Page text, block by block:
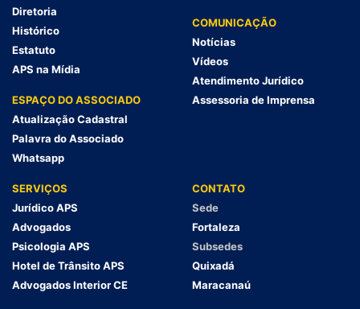
Diretoria
Histórico
Estatuto
APS na Mídia
ESPAÇO DO ASSOCIADO
Atualização Cadastral
Palavra do Associado
Whatsapp
COMUNICAÇÃO
Notícias
Vídeos
Atendimento Jurídico
Assessoria de Imprensa
SERVIÇOS
Jurídico APS
Advogados
Psicologia APS
Hotel de Trânsito APS
Advogados Interior CE
CONTATO
Sede
Fortaleza
Subsedes
Quixadá
Maracanaú